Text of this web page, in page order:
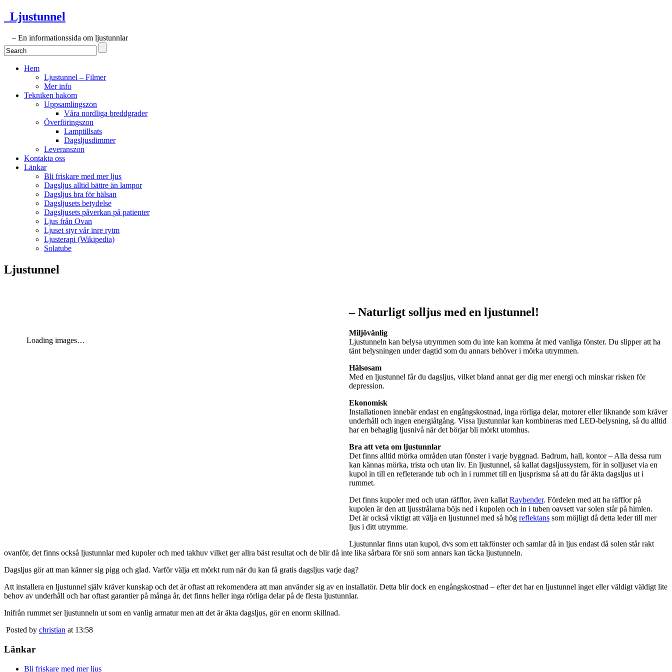
Ljustunnel
– En informationssida om ljustunnlar
Hem
Ljustunnel – Filmer
Mer info
Tekniken bakom
Uppsamlingszon
Våra nordliga breddgrader
Överföringszon
Lamptillsats
Dagsljusdimmer
Leveranszon
Kontakta oss
Länkar
Bli friskare med mer ljus
Dagsljus alltid bättre än lampor
Dagsljus bra för hälsan
Dagsljusets betydelse
Dagsljusets påverkan på patienter
Ljus från Ovan
Ljuset styr vår inre rytm
Ljusterapi (Wikipedia)
Solatube
Ljustunnel
Loading images…
– Naturligt solljus med en ljustunnel!
Miljövänlig
Ljustunneln kan belysa utrymmen som du inte kan komma åt med vanliga fönster. Du slipper att ha
tänt belysningen under dagtid som du annars behöver i mörka utrymmen.
Hälsosam
Med en ljustunnel får du dagsljus, vilket bland annat ger dig mer energi och minskar risken för
depression.
Ekonomisk
Installationen innebär endast en engångskostnad, inga rörliga delar, motorer eller liknande som kräver
underhåll och ingen energiåtgång. Vissa ljustunnlar kan kombineras med LED-belysning, så du alltid
har en behaglig ljusnivå när det börjar bli mörkt utomhus.
Bra att veta om ljustunnlar
Det finns alltid mörka områden utan fönster i varje byggnad. Badrum, hall, kontor – Alla dessa rum
kan kännas mörka, trista och utan liv. En ljustunnel, så kallat dagsljussystem, för in solljuset via en
kupol in till en refleterande tub och in i rummet till en ljusprisma så att du får äkta dagsljus ut i
rummet.
Det finns kupoler med och utan räfflor, även kallatRaybender. Fördelen med att ha räfflor på
kupolen är den att ljusstrålarna böjs ned i kupolen och in i tuben oavsett var solen står på himlen.
Det är också viktigt att välja en ljustunnel med så hög reflektans som möjligt då detta leder till mer
ljus i ditt utrymme.
Ljustunnlar finns utan kupol, dvs som ett takfönster och samlar då in ljus endast då solen står rakt
ovanför, det finns också ljustunnlar med kupoler och med takhuv vilket ger allra bäst resultat och de blir då inte lika sårbara för snö som annars kan täcka ljustunneln.
Dagsljus gör att man känner sig pigg och glad. Varför välja ett mörkt rum när du kan få gratis dagsljus varje dag?
Att installera en ljustunnel själv kräver kunskap och det är oftast att rekomendera att man använder sig av en installatör. Detta blir dock en engångskostnad – efter det har en ljustunnel inget eller väldigt väldigt lite
behov av underhåll och har oftast garantier på många år, det finns heller inga rörliga delar på de flesta ljustunnlar.
Inifrån rummet ser ljustunneln ut som en vanlig armatur men att det är äkta dagsljus, gör en enorm skillnad.
Posted by christian at 13:58
Länkar
Bli friskare med mer ljus